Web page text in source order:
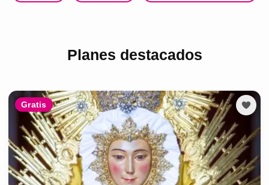
Planes destacados
Gratis